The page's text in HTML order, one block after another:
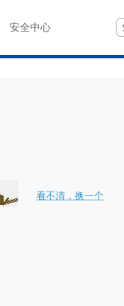
安全中心
看不清，换一个